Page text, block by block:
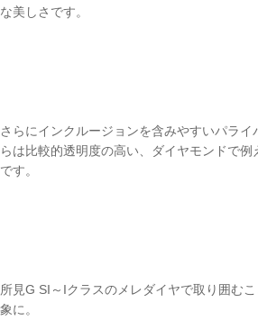
な美しさです。
さらにインクルージョンを含みやすいパライ
らは比較的透明度の高い、ダイヤモンドで
です。
所見G SI～Iクラスのメレダイヤで取り囲む
象に。